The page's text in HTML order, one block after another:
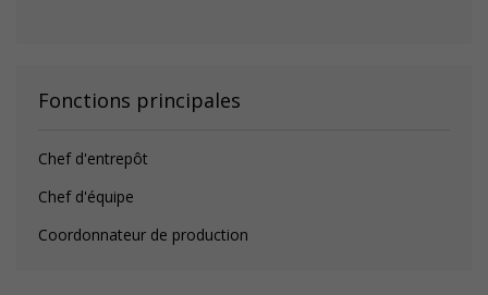
Fonctions principales
Chef d'entrepôt
Chef d'équipe
Coordonnateur de production